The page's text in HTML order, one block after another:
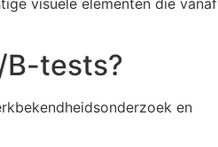
visuele elementen die vanaf
B-tests?
en